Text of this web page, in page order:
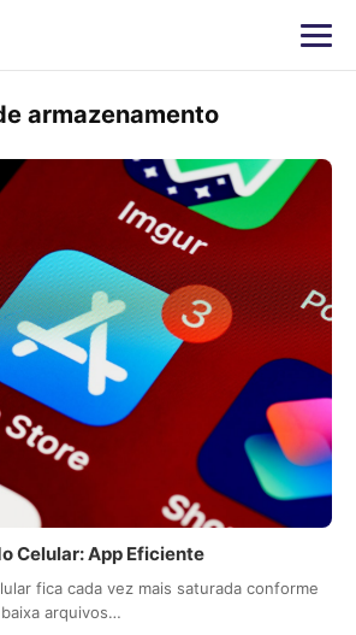
armazenamento
Celular: App Eficiente
fica cada vez mais saturada conforme
arquivos…